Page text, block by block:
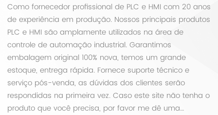
Como fornecedor profissional de PLC e HMI com 20 anos
de experiência em produção. Nossos principais produtos
PLC e HMI são amplamente utilizados na área de
controle de automação industrial. Garantimos
embalagem original 100% nova, temos um grande
estoque, entrega rápida. Fornece suporte técnico e
serviço pós-venda, as dúvidas dos clientes serão
respondidas na primeira vez. Caso este site não tenha o
produto que você precisa, por favor me dê uma